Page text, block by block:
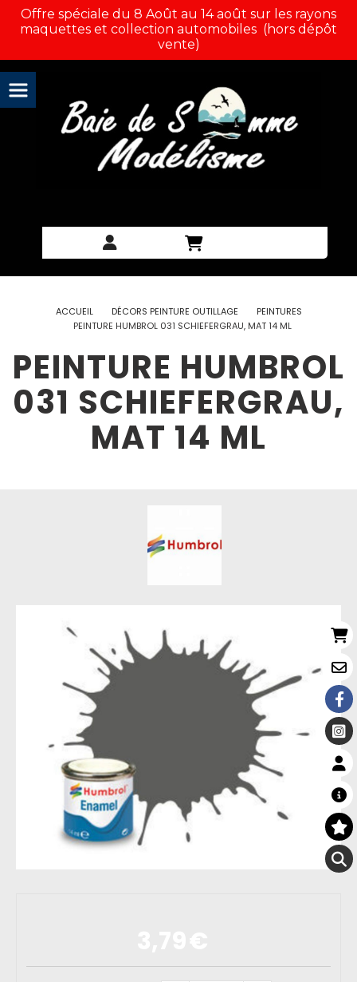
Offre spéciale du 8 Août au 14 août sur les rayons
maquettes et collection automobiles (hors dépôt
vente)
ACCUEIL DÉCORS PEINTURE OUTILLAGE
PEINTURES
PEINTURE HUMBROL 031 SCHIEFERGRAU, MAT 14 ML
PEINTURE HUMBROL
031 SCHIEFERGRAU,
MAT 14 ML
Panneau de gestion des cookies